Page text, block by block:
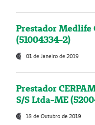
Prestador Medlife
(51004334-2)
01 de Janeiro de 2019
Prestador
S/S Ltda-ME
18 de Outubro de 2019